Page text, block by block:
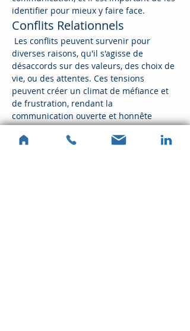
identifier pour mieux y faire face.
Conflits Relationnels
Les conflits peuvent survenir pour
diverses raisons, qu'il s'agisse de
désaccords sur des valeurs, des choix de
vie, ou des attentes. Ces tensions
peuvent créer un climat de méfiance et
de frustration, rendant la
communication ouverte et honnête
presque impossible. L'art-thérapie
permet aux membres de la famille